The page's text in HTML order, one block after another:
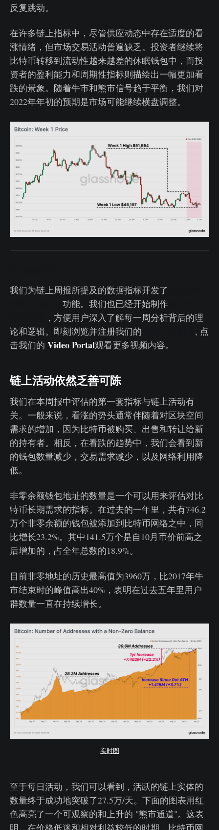
反复跳动。
在许多链上指标中，尽管供应动态中存在适度的看
涨情绪，但市场交易活动普遍缺乏。投资者继续将
比特币转移到流动性越来越差的休眠钱包中，而投
资者的盈利能力和周期性指标则描绘出一幅更加看
跌的景象。随着牛市和熊市信号趋于平衡，我们对
2022年年初的预期是市场可能继续横盘调整。
我们为链上周报所提及的数据指标开发了
功能。我们也已经开始制作
，方便用户深入了解每一周分析背后的理
论和逻辑。即刻浏览并注册我们的
, 点
击我们的 Video Portal观看更多视频内容。
链上活动依然乏善可陈
我们在本周报中评估的第一套指标与链上活动有
关。一般来说，看涨的势头通常伴随着对区块空间
需求的增加，因为比特币被购买、出售和转让给新
的持有者。相反，在看跌的趋势中，我们会看到新
的钱包数量减少，交易需求减少，以及网络利用降
低。
非零余额钱包地址的数量是一个可以用来评估对比
特币长期需求的指标。在过去的一年里，共有746.2
万个非零余额的钱包被添加到比特币网络之中，同
比增长23.2%。其中141.5万个是自10月币价前高之
后增加的，占全年总数的18.9%。
目前非零地址的历史最高值为3960万，比2017年牛
市结束时的峰值高出40%，表明在过去五年里用户
群数量一直在持续增长。
实时图
至于每日活动，我们可以看到，活跃的链上实体的
数量终于成功地突破了27.5万/天。下面的图表用红
色高亮了一个可观察的和上升的 "熊市通道"。这表